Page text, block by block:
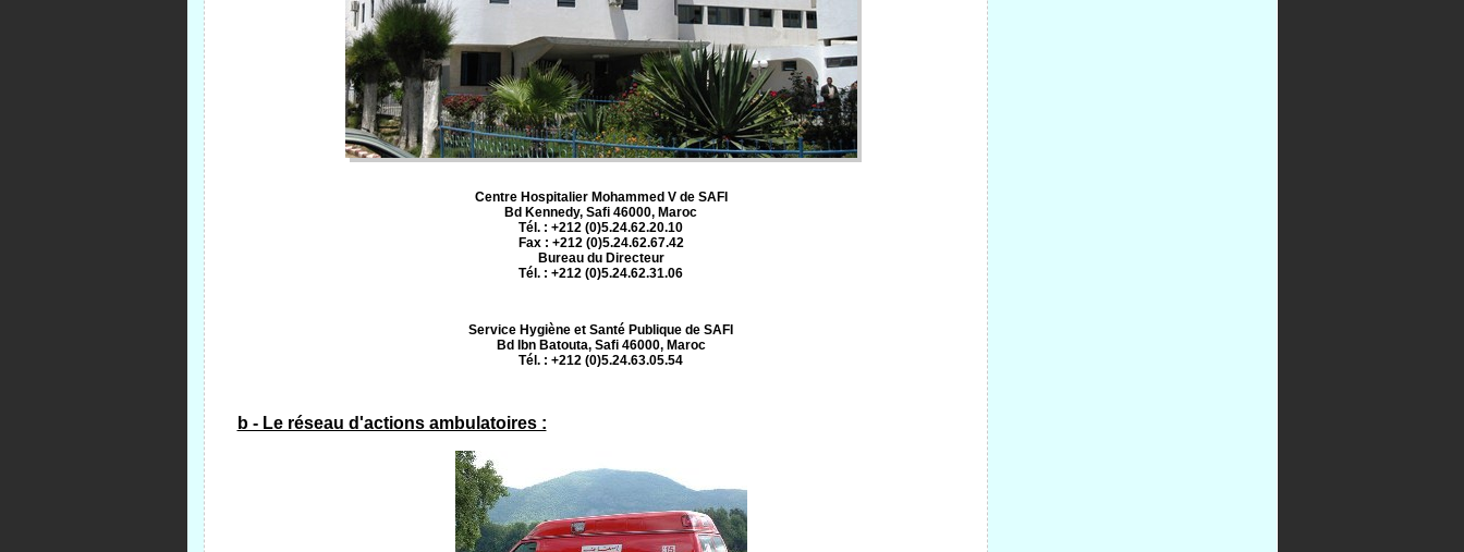
Centre Hospitalier Mohammed V de SAFI
Bd Kennedy, Safi 46000, Maroc
Tél. : +212 (0)5.24.62.20.10
Fax : +212 (0)5.24.62.67.42
Bureau du Directeur
Tél. : +212 (0)5.24.62.31.06
Service Hygiène et Santé Publique de SAFI
Bd Ibn Batouta, Safi 46000, Maroc
Tél. : +212 (0)5.24.63.05.54
b - Le réseau d'actions ambulatoires :